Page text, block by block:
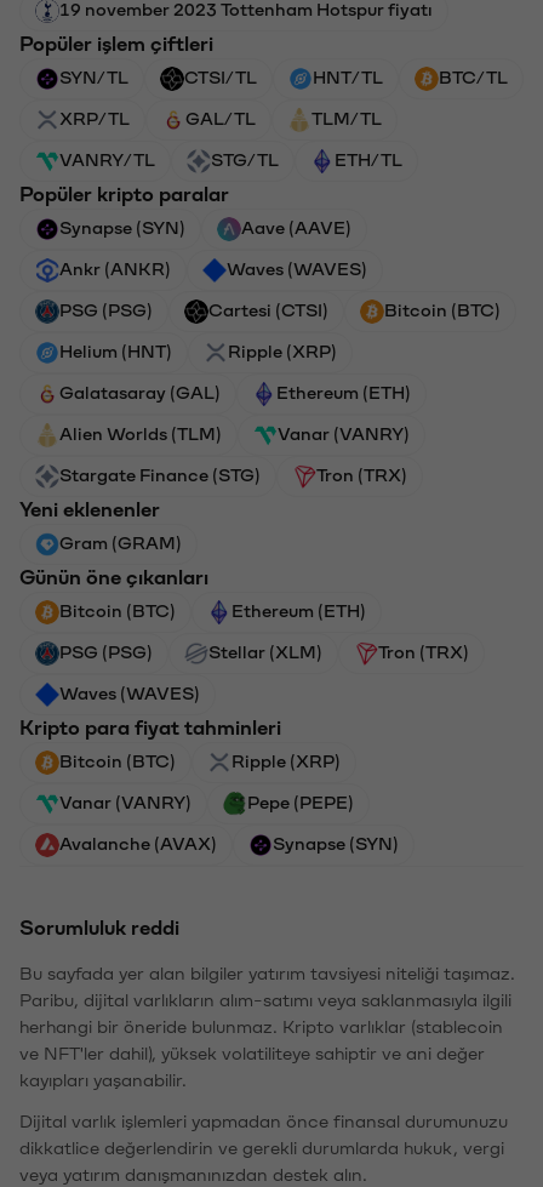
19 november 2023 Tottenham Hotspur fiyatı
Popüler işlem çiftleri
SYN/TL CTSI/TL HNT/TL BTC/TL
XRP/TL GAL/TL TLM/TL
VANRY/TL STG/TL ETH/TL
Popüler kripto paralar
Synapse (SYN) Aave (AAVE)
Ankr (ANKR) Waves (WAVES)
PSG (PSG) Cartesi (CTSI) Bitcoin (BTC)
Helium (HNT) Ripple (XRP)
Galatasaray (GAL) Ethereum (ETH)
Alien Worlds (TLM) Vanar (VANRY)
Stargate Finance (STG) Tron (TRX)
Yeni eklenenler
Gram (GRAM)
Günün öne çıkanları
Bitcoin (BTC) Ethereum (ETH)
PSG (PSG) Stellar (XLM) Tron (TRX)
Waves (WAVES)
Kripto para fiyat tahminleri
Bitcoin (BTC) Ripple (XRP)
Vanar (VANRY) Pepe (PEPE)
Avalanche (AVAX) Synapse (SYN)
Sorumluluk reddi
Bu sayfada yer alan bilgiler yatırım tavsiyesi niteliği taşımaz.
Paribu, dijital varlıkların alım-satımı veya saklanmasıyla ilgili
herhangi bir öneride bulunmaz. Kripto varlıklar (stablecoin
ve NFT'ler dahil), yüksek volatiliteye sahiptir ve ani değer
kayıpları yaşanabilir.
Dijital varlık işlemleri yapmadan önce finansal durumunuzu
dikkatlice değerlendirin ve gerekli durumlarda hukuk, vergi
veya yatırım danışmanınızdan destek alın.